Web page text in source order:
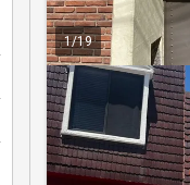
1/19